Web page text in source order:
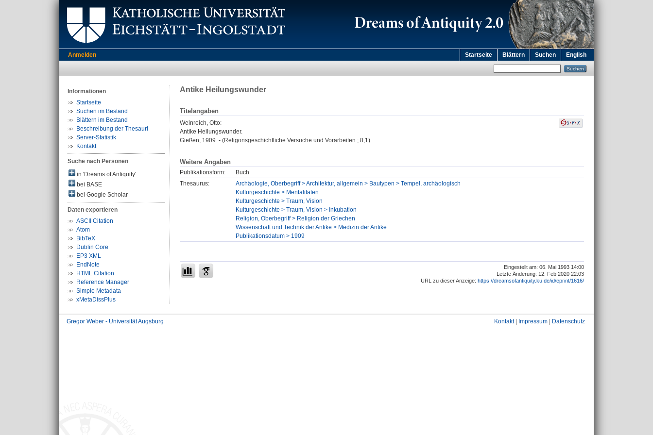
Anmelden Startseite Blättern Suchen English
Informationen
Startseite
Suchen im Bestand
Blättern im Bestand
Beschreibung der Thesauri
Server-Statistik
Kontakt
Suche nach Personen
in 'Dreams of Antiquity'
bei BASE
bei Google Scholar
Daten exportieren
ASCII Citation
Atom
BibTeX
Dublin Core
EP3 XML
EndNote
HTML Citation
Reference Manager
Simple Metadata
xMetaDissPlus
Antike Heilungswunder
Titelangaben
Weinreich, Otto:
Antike Heilungswunder.
Gießen, 1909. - (Religonsgeschichtliche Versuche und Vorarbeiten ; 8,1)
Weitere Angaben
Publikationsform:
Buch
Thesaurus:
Archäologie, Oberbegriff > Architektur, allgemein > Bautypen > Tempel, archäologisch
Kulturgeschichte > Mentalitäten
Kulturgeschichte > Traum, Vision
Kulturgeschichte > Traum, Vision > Inkubation
Religion, Oberbegriff > Religion der Griechen
Wissenschaft und Technik der Antike > Medizin der Antike
Publikationsdatum > 1909
Eingestellt am: 06. Mai 1993 14:00
Letzte Änderung: 12. Feb 2020 22:03
URL zu dieser Anzeige: https://dreamsofantiquity.ku.de/id/eprint/1616/
Gregor Weber - Universität Augsburg Kontakt| Impressum Datenschutz